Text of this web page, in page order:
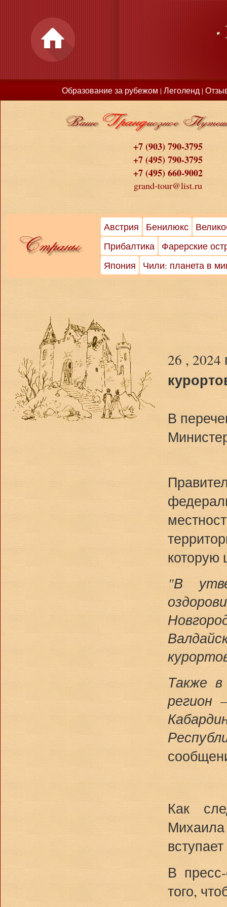
Образование за рубежом | Леголенд |
+7 (903) 790-3795
+7 (495) 790-3795
+7 (495) 660-9002
grand-tour@list.ru
Австрия Бенилюкс
Прибалтика
Фарерские
Япония
Чили: планета в
26 ,
В
которую
"В
Также
регион
Как
В
того,